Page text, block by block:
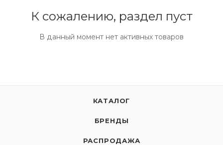
К сожалению, раздел пуст
В данный момент нет активных товаров
КАТАЛОГ
БРЕНДЫ
РАСПРОДАЖА